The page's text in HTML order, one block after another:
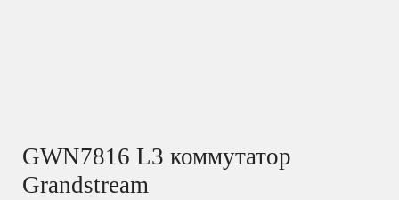
GWN7816 L3 коммутатор
Grandstream